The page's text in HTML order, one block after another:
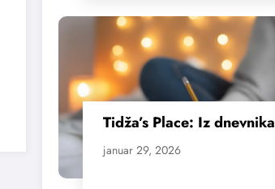
Tidža’s Place: Iz dnevnika
januar 29, 2026